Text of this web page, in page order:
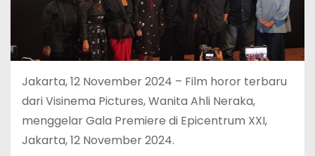
Jakarta, 12 November 2024 – Film horor terbaru
dari Visinema Pictures, Wanita Ahli Neraka,
menggelar Gala Premiere di Epicentrum XXI,
Jakarta, 12 November 2024.